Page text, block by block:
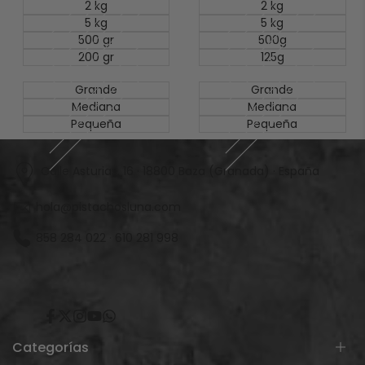
2 kg
5 kg
500 gr
200 gr
Grande
Mediana
Pequeña
2 kg
5 kg
500g
125g
Grande
Mediana
Pequeña
Calle Asturias, 16 · 18800 Baza (Granada) · España
Categorías